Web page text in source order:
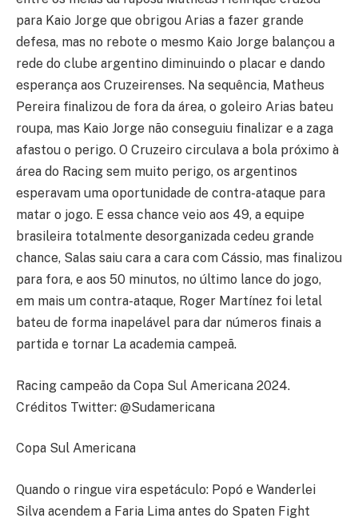
para Kaio Jorge que obrigou Arias a fazer grande
defesa, mas no rebote o mesmo Kaio Jorge balançou a
rede do clube argentino diminuindo o placar e dando
esperança aos Cruzeirenses. Na sequência, Matheus
Pereira finalizou de fora da área, o goleiro Arias bateu
roupa, mas Kaio Jorge não conseguiu finalizar e a zaga
afastou o perigo. O Cruzeiro circulava a bola próximo à
área do Racing sem muito perigo, os argentinos
esperavam uma oportunidade de contra-ataque para
matar o jogo. E essa chance veio aos 49, a equipe
brasileira totalmente desorganizada cedeu grande
chance, Salas saiu cara a cara com Cássio, mas finalizou
para fora, e aos 50 minutos, no último lance do jogo,
em mais um contra-ataque, Roger Martínez foi letal
bateu de forma inapelável para dar números finais a
partida e tornar La academia campeã.
Racing campeão da Copa Sul Americana 2024.
Créditos Twitter: @Sudamericana
Copa Sul Americana
Quando o ringue vira espetáculo: Popó e Wanderlei
Silva acendem a Faria Lima antes do Spaten Fight